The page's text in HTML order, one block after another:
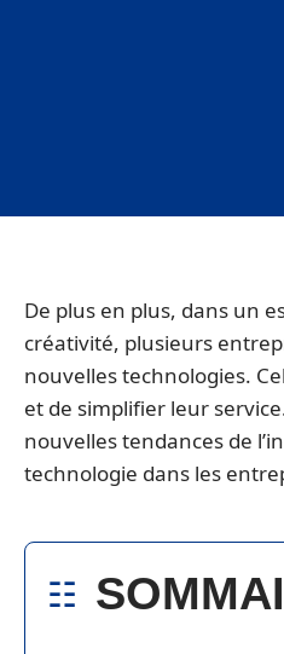
De plus en plus, dans un
créativité, plusieurs
nouvelles technologies.
et de simplifier leur
nouvelles tendances de
technologie dans les